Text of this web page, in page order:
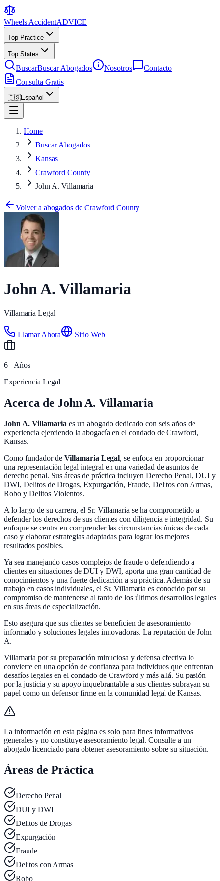
Wheels AccidentADVICE
Top Practice
Top States
BuscarBuscar Abogados Nosotros
Contacto
Consulta Gratis
🇪🇸Español
Home
Buscar Abogados
Kansas
Crawford County
John A. Villamaria
Volver a abogados de Crawford County
John A. Villamaria
Villamaria Legal
Llamar Ahora Sitio Web
6+ Años
Experiencia Legal
Acerca de John A. Villamaria
John A. Villamaria es un abogado dedicado con seis años de
experiencia ejerciendo la abogacía en el condado de Crawford,
Kansas.
Como fundador de Villamaria Legal, se enfoca en proporcionar
una representación legal integral en una variedad de asuntos de
derecho penal. Sus áreas de práctica incluyen Derecho Penal, DUI y
DWI, Delitos de Drogas, Expurgación, Fraude, Delitos con Armas,
Robo y Delitos Violentos.
A lo largo de su carrera, el Sr. Villamaria se ha comprometido a
defender los derechos de sus clientes con diligencia e integridad. Su
enfoque se centra en comprender las circunstancias únicas de cada
caso y elaborar estrategias adaptadas para lograr los mejores
resultados posibles.
Ya sea manejando casos complejos de fraude o defendiendo a
clientes en situaciones de DUI y DWI, aporta una gran cantidad de
conocimientos y una fuerte dedicación a su práctica. Además de su
trabajo en casos individuales, el Sr. Villamaria es conocido por su
compromiso de mantenerse al tanto de los últimos desarrollos legales
en sus áreas de especialización.
Esto asegura que sus clientes se beneficien de asesoramiento
informado y soluciones legales innovadoras. La reputación de John
A.
Villamaria por su preparación minuciosa y defensa efectiva lo
convierte en una opción de confianza para individuos que enfrentan
desafíos legales en el condado de Crawford y más allá. Su pasión
por la justicia y su apoyo inquebrantable a sus clientes subrayan su
papel como un defensor firme en la comunidad legal de Kansas.
La información en esta página es solo para fines informativos
generales y no constituye asesoramiento legal. Consulte a un
abogado licenciado para obtener asesoramiento sobre su situación.
Áreas de Práctica
Derecho Penal
DUI y DWI
Delitos de Drogas
Expurgación
Fraude
Delitos con Armas
Robo